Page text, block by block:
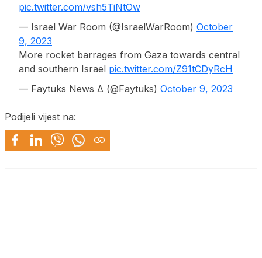
pic.twitter.com/vsh5TiNtOw
— Israel War Room (@IsraelWarRoom) October
9, 2023
More rocket barrages from Gaza towards central
and southern Israel pic.twitter.com/Z91tCDyRcH
— Faytuks News Δ (@Faytuks) October 9, 2023
Podijeli vijest na: